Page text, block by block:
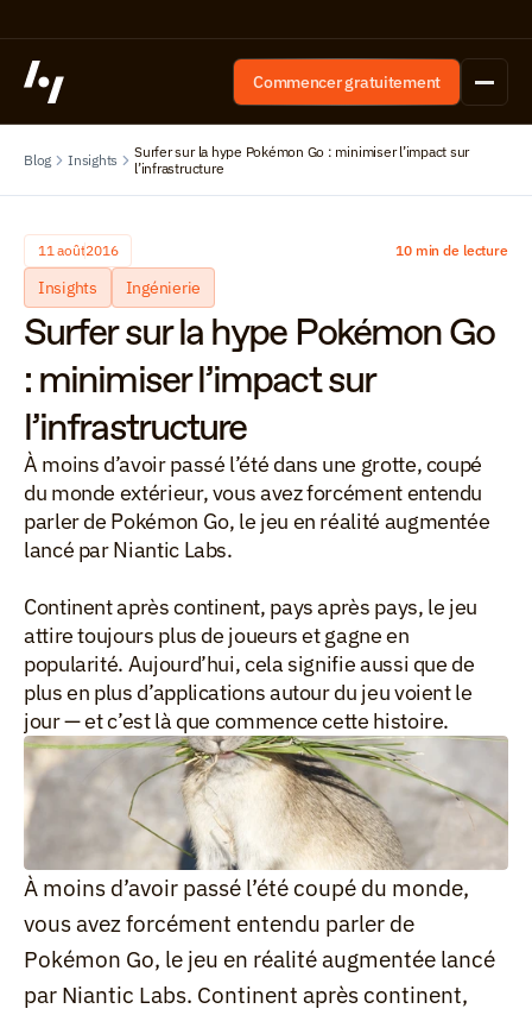
Commencer gratuitement
Blog Insights
Surfer sur la hype Pokémon Go : minimiser l’impact sur
l’infrastructure
11 août2016 10 min de lecture
Insights Ingénierie
Surfer sur la hype Pokémon Go
: minimiser l’impact sur
l’infrastructure
À moins d’avoir passé l’été dans une grotte, coupé
du monde extérieur, vous avez forcément entendu
parler de Pokémon Go, le jeu en réalité augmentée
lancé par Niantic Labs.
Continent après continent, pays après pays, le jeu
attire toujours plus de joueurs et gagne en
popularité. Aujourd’hui, cela signifie aussi que de
plus en plus d’applications autour du jeu voient le
jour — et c’est là que commence cette histoire.
À moins d’avoir passé l’été coupé du monde,
vous avez forcément entendu parler de
Pokémon Go, le jeu en réalité augmentée lancé
par Niantic Labs. Continent après continent,